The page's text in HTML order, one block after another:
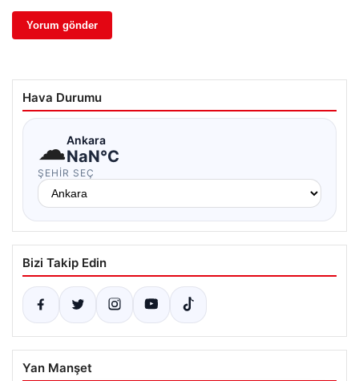
Hava Durumu
☁Ankara
NaN°C
ŞEHIR SEÇ
Bizi Takip Edin
Yan Manşet